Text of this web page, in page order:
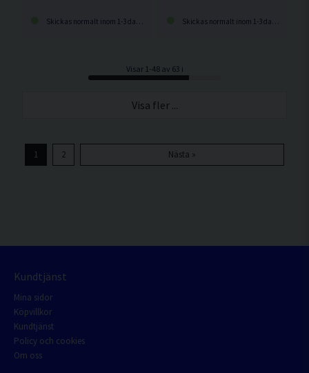
Skickas normalt inom 1-3 dagar Skickas normalt inom 1-3 dagar
Visar 1-48 av 63 i
Visa fler ...
1 2 Nästa »
Kundtjänst
Mina sidor
Köpvillkor
Kundtjänst
Policy och cookies
Om oss